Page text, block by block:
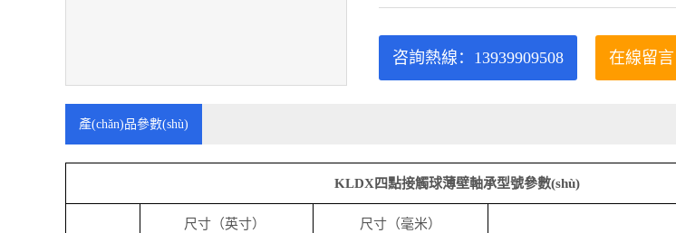
咨詢熱線：13939909508 在線留言
產(chǎn)品參數(shù)
KLDX四點接觸球薄壁軸承型號參數(shù)
尺寸（英寸）
尺寸（毫米）